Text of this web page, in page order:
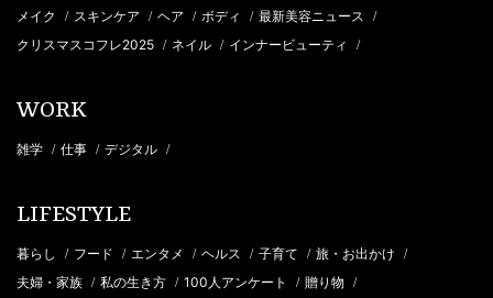
メイク / スキンケア / ヘア / ボディ / 最新美容ニュース /
クリスマスコフレ2025 / ネイル / インナービューティ /
WORK
雑学 / 仕事 / デジタル /
LIFESTYLE
暮らし / フード / エンタメ / ヘルス / 子育て / 旅・お出かけ /
夫婦・家族 / 私の生き方 / 100人アンケート / 贈り物 /